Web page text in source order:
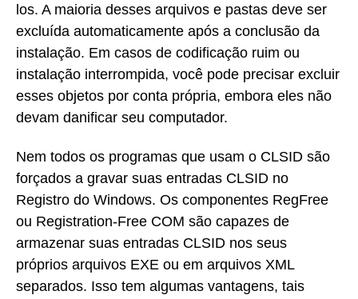
los. A maioria desses arquivos e pastas deve ser
excluída automaticamente após a conclusão da
instalação. Em casos de codificação ruim ou
instalação interrompida, você pode precisar excluir
esses objetos por conta própria, embora eles não
devam danificar seu computador.
Nem todos os programas que usam o CLSID são
forçados a gravar suas entradas CLSID no
Registro do Windows. Os componentes RegFree
ou Registration-Free COM são capazes de
armazenar suas entradas CLSID nos seus
próprios arquivos EXE ou em arquivos XML
separados. Isso tem algumas vantagens, tais